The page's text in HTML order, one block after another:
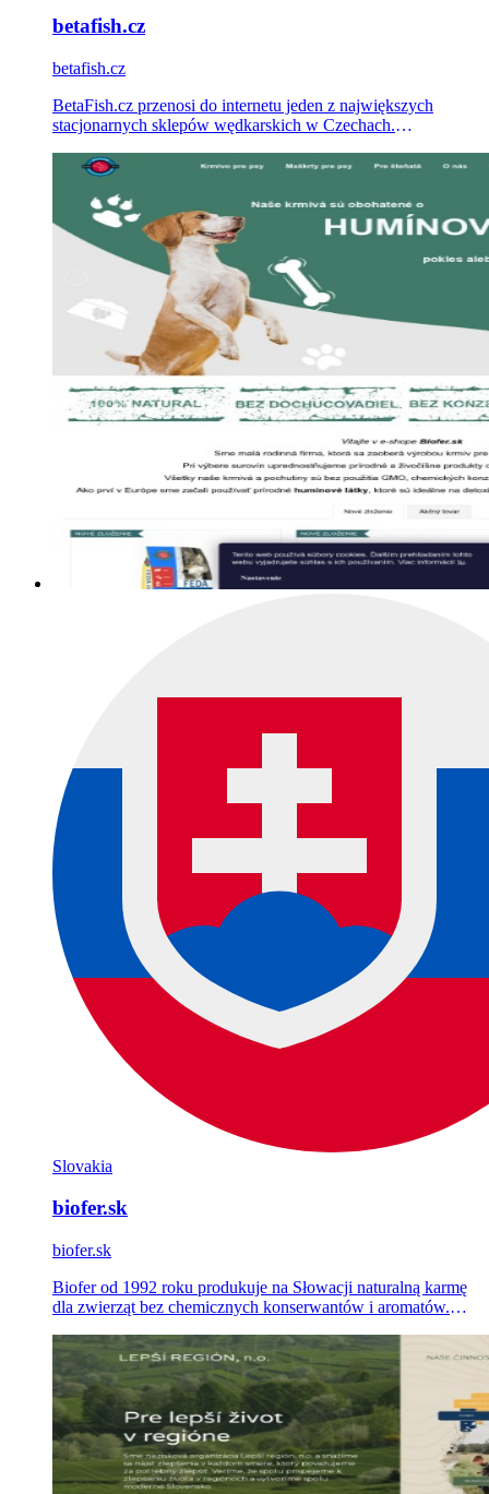
betafish.cz
betafish.cz
BetaFish.cz przenosi do internetu jeden z największych
stacjonarnych sklepów wędkarskich w Czechach.
Shoptet — strategię, Google Ads, Meta Ads i kampanie e-
Slovakia
biofer.sk
biofer.sk
Biofer od 1992 roku produkuje na Słowacji naturalną karmę
dla zwierząt bez chemicznych konserwantów i aromatów.
sklep na platformie Shoptet oraz prowadzimy wspierające go
kampanie Google Ads i Meta Ads.